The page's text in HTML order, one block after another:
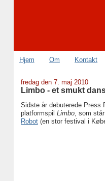
Hjem Om Kontakt
fredag den 7. maj 2010
Limbo - et smukt
Sidste år debuterede Press
platformspil Limbo, som
Robot(en stor festival i